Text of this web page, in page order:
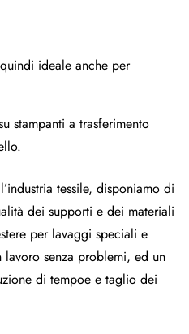
ideale anche per
stampanti a trasferimento
tessile, disponiamo di
dei supporti e dei materiali
per lavaggi speciali e
senza problemi, ed un
di tempoe e taglio dei